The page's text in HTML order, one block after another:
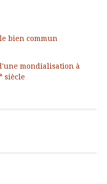
bien commun
mondialisation à
siècle